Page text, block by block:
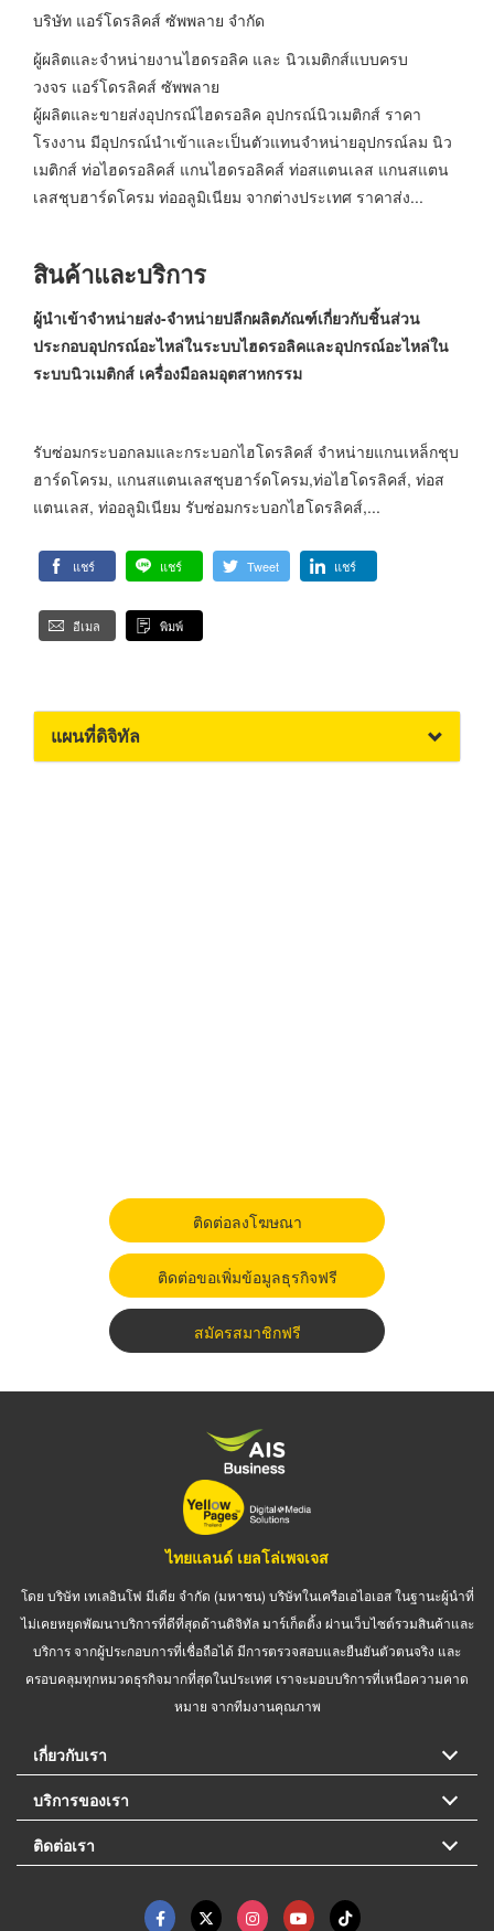
บริษัท แอร์โดรลิคส์ ซัพพลาย จำกัด
ผู้ผลิตและจำหน่ายงานไฮดรอลิค และ นิวเมติกส์แบบครบ
วงจร แอร์โดรลิคส์ ซัพพลาย
ผู้ผลิตและขายส่งอุปกรณ์ไฮดรอลิค อุปกรณ์นิวเมติกส์ ราคา
โรงงาน มีอุปกรณ์นำเข้าและเป็นตัวแทนจำหน่ายอุปกรณ์ลม นิว
เมติกส์ ท่อไฮดรอลิคส์ แกนไฮดรอลิคส์ ท่อสแตนเลส แกนสแตน
เลสชุบฮาร์ดโครม ท่ออลูมิเนียม จากต่างประเทศ ราคาส่ง...
สินค้าและบริการ
ผู้นำเข้าจำหน่ายส่ง-จำหน่ายปลีกผลิตภัณฑ์เกี่ยวกับชิ้นส่วน
ประกอบอุปกรณ์อะไหล่ในระบบไฮดรอลิคและอุปกรณ์อะไหล่ใน
ระบบนิวเมติกส์ เครื่องมือลมอุตสาหกรรม
รับซ่อมกระบอกลมและกระบอกไฮโดรลิคส์ จำหน่ายแกนเหล็กชุบ
ฮาร์ดโครม, แกนสแตนเลสชุบฮาร์ดโครม,ท่อไฮโดรลิคส์, ท่อส
แตนเลส, ท่ออลูมิเนียม รับซ่อมกระบอกไฮโดรลิคส์,...
แชร์ แชร์ Tweet แชร์
อีเมล พิมพ์
แผนที่ดิจิทัล
ติดต่อลงโฆษณา
ติดต่อขอเพิ่มข้อมูลธุรกิจฟรี
สมัครสมาชิกฟรี
ไทยแลนด์ เยลโล่เพจเจส
โดย บริษัท เทเลอินโฟ มีเดีย จำกัด (มหาชน) บริษัทในเครือเอไอเอส ในฐานะผู้นำที่
ไม่เคยหยุดพัฒนาบริการที่ดีที่สุดด้านดิจิทัล มาร์เก็ตติ้ง ผ่านเว็บไซต์รวมสินค้าและ
บริการ จากผู้ประกอบการที่เชื่อถือได้ มีการตรวจสอบและยืนยันตัวตนจริง และ
ครอบคลุมทุกหมวดธุรกิจมากที่สุดในประเทศ เราจะมอบบริการที่เหนือความคาด
หมาย จากทีมงานคุณภาพ
เกี่ยวกับเรา
บริการของเรา
ติดต่อเรา